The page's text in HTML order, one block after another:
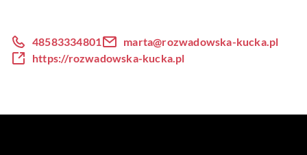
48583334801
marta@rozwadowska-kucka.pl
https://rozwadowska-kucka.pl